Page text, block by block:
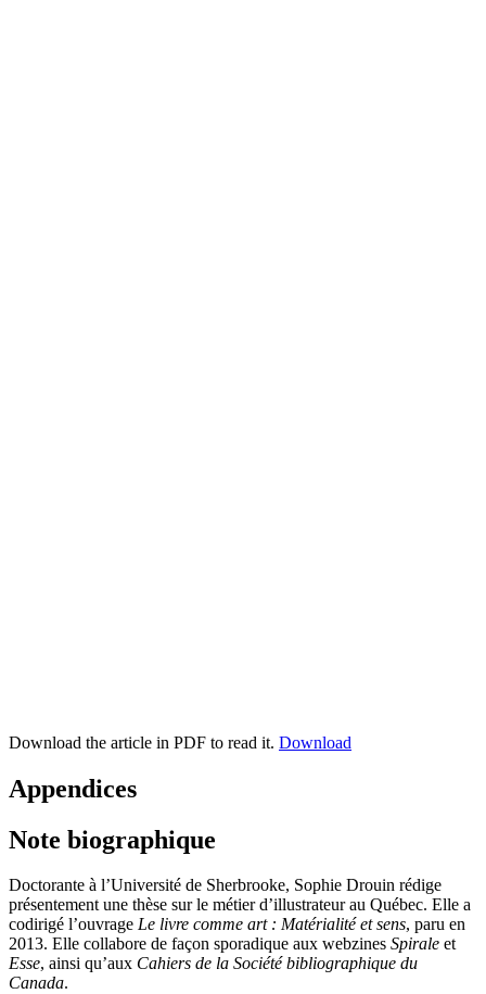
Download the article in PDF to read it. Download
Appendices
Note biographique
Doctorante à l’Université de Sherbrooke, Sophie Drouin rédige
présentement une thèse sur le métier d’illustrateur au Québec. Elle a
codirigé l’ouvrage Le livre comme art : Matérialité et sens, paru en
2013. Elle collabore de façon sporadique aux webzines Spirale et
Esse, ainsi qu’aux Cahiers de la Société bibliographique du
Canada.